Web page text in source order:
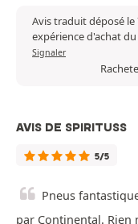
Avis traduit déposé
expérience d'achat
Signaler
AVIS DE SPIRITUSS
5/5
Pneus
par Continental. Rien